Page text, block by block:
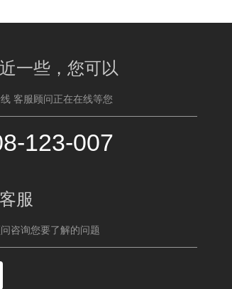
一些，您可以
客服顾问正在在线等您
123-007
服
咨询您要了解的问题